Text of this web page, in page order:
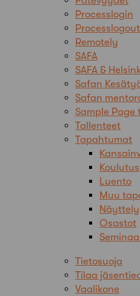
Processlogin
Processlogout
Remotely
SAFA
SAFA &
Safan
Safan
Sample Page
Tallenteet
Tapahtumat
Koulutus
Luento
Muu
Näyttely
Osastot
Tietosuoja
Tilaa
Vaalikone